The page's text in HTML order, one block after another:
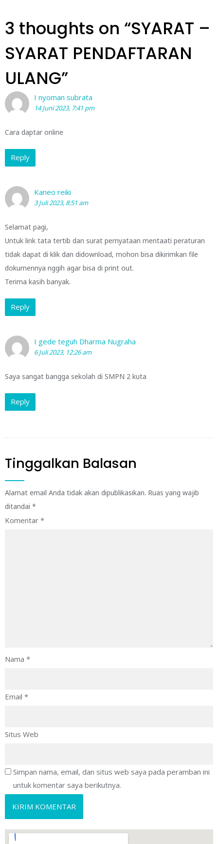
3 thoughts on “SYARAT –
SYARAT PENDAFTARAN
ULANG”
I nyoman subrata
14 Juni 2023, 7:41 pm
Cara daptar online
Reply
Kaneo reiki
3 Juli 2023, 8:51 am
Selamat pagi,
Untuk link tata tertib dan surat pernyataan mentaati peraturan
tidak dapat di klik dan didownload, mohon bisa dikirimkan file
dokumennya nggih agar bisa di print out.
Terima kasih banyak.
Reply
I gede teguh Dharma Nugraha
6 Juli 2023, 12:26 am
Saya sangat bangga sekolah di SMPN 2 kuta
Reply
Tinggalkan Balasan
Alamat email Anda tidak akan dipublikasikan. Ruas yang wajib
ditandai *
Komentar *
Nama *
Email *
Situs Web
Simpan nama, email, dan situs web saya pada peramban ini
untuk komentar saya berikutnya.